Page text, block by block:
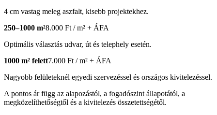
4 cm vastag meleg aszfalt, kisebb projektekhez.
250–1000 m²8.000 Ft / m² + ÁFA
Optimális választás udvar, út és telephely esetén.
1000 m² felett7.000 Ft / m² + ÁFA
Nagyobb felületeknél egyedi szervezéssel és országos kivitelezéssel.
A pontos ár függ az alapozástól, a fogadószint állapotától, a
megközelíthetőségtől és a kivitelezés összetettségétől.